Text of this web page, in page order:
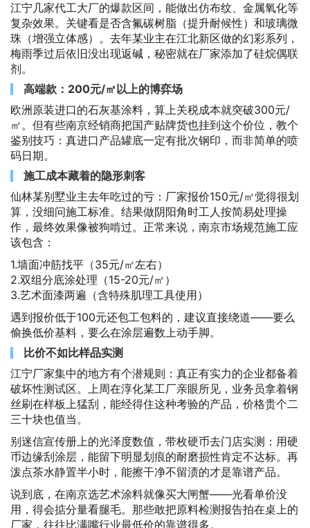
江宁几家代工大厂的爆款区间，能做出仿布纹、金属氧化等
复杂效果。关键看是否含氟碳树脂（提升耐候性）和玻璃微
珠（增强立体感）。去年某业主在江北新区做的幻彩系列，
梅雨季过后依旧没出现返碱，秘密就在厂家添加了硅烷偶联
剂。
高端款：200元/㎡以上的博弈场
欧洲原装进口的石灰基涂料，算上关税成本就突破300元/
㎡。但有些南京经销商把国产贴牌货也挂到这个价位，教个
鉴别技巧：真进口产品罐底一定有批次钢印，而非简单的喷
码日期。
施工成本藏着的隐形刺客
仙林某别墅业主去年吃过的亏：厂家报价150元/㎡觉得很划
算，没细问施工标准。结果做阴阳角时工人按简易处理操
作，最终效果像被狗啃过。正常来说，南京市场规范施工应
该包含：
1.墙面冲筋找平（35元/㎡左右）
2.双组分底涂处理（15-20元/㎡）
3.艺术面漆两遍（含特殊肌理工具使用）
遇到报价低于100元还包工包料的，建议直接绕道——要么
偷换低价基料，要么在涂层遍数上动手脚。
比价不如比样品实测
江宁厂家集中的地方有个潜规则：真正有实力的企业都备着
破坏性测试区。上周在淳化某工厂亲眼所见，业务员拿着钢
丝刷在样板上猛刮，能经得住这种考验的产品，价格贵个二
三十块也值当。
别迷信宣传册上的光泽度数值，带枚硬币去门店实测：用硬
币边缘刮涂层，能留下明显划痕的耐磨损性肯定不达标。再
泼点茶水静置半小时，能擦干净不留渍的才是靠谱产品。
说到底，在南京选艺术涂料就像买大闸蟹——光看单价没
用，得会掂分量看腿毛。那些敢把原料检测报告拍在桌上的
厂家，往往比满嘴行业最低价的靠谱得多。